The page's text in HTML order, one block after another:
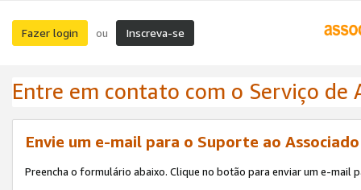
Fazer login ou Inscreva-se
Entre em contato com o Serviço de
Envie um e-mail para o Suporte ao
Preencha o formulário abaixo. Clique no botão para enviar um e-mail